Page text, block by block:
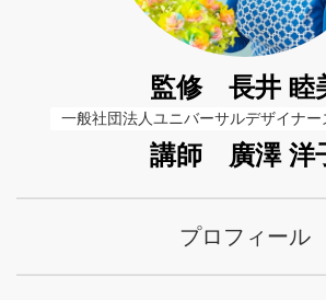
監修 長井 睦
一般社団法人ユニバーサルデザイナ
講師 廣澤 洋
プロフィール